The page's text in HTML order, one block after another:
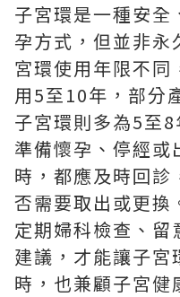
子宮環是一種安全
孕方式，但並非永
宮環使用年限不同
用5至10年，部分
子宮環則多為5至8
準備懷孕、停經或
時，都應及時回診
否需要取出或更換
定期婦科檢查、留
建議，才能讓子宮
時，也兼顧子宮健